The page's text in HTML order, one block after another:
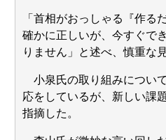
「首相がおっしゃる『作る
確かに正しいが、今すぐで
りません」と述べ、慎重な
小泉氏の取り組みについ
応をしているが、新しい課
指摘した。